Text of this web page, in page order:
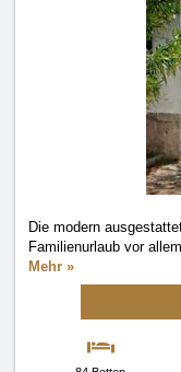
Die modern
Familienurlaub vor
Mehr »